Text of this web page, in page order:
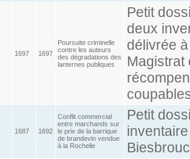
1697 1697
Poursuite criminelle
contre les auteurs
des dégradations des
lanternes publiques
Petit
deux
délivrée
Magistrat
1687 1692
Conflit commercial
entre marchands sur
le prix de la barrique
de brandevin vendue
à la Rochelle
Petit